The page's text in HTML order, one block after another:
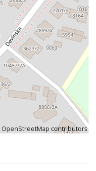
OpenStreetMap contributors